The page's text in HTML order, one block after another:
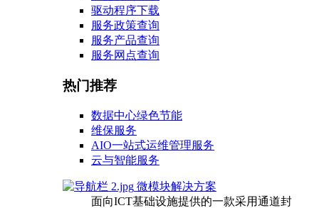
驱动程序下载
服务政策查询
服务产品查询
服务网点查询
热门推荐
数据中心绿色节能
维保服务
AIO一站式运维管理服务
云与智能服务
微模块解决方案
面向ICT基础设施提供的一款采用通道封